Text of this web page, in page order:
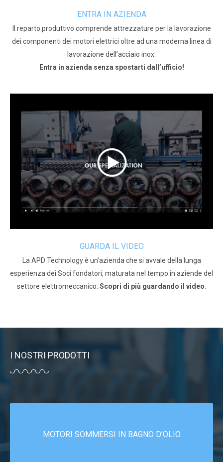
ENTRA IN AZIENDA
Il reparto produttivo comprende attrezzature per la lavorazione
dei componenti dei motori elettrici oltre ad una moderna linea di
lavorazione dell’acciaio inox.
Entra in azienda senza spostarti dall’ufficio!
GUARDA IL VIDEO
La APD Technology è un’azienda che si avvale della lunga
esperienza dei Soci fondatori, maturata nel tempo in aziende del
settore elettromeccanico. Scopri di più guardando il video.
I NOSTRI PRODOTTI
MOTORI SOMMERSI IN BAGNO D’OLIO